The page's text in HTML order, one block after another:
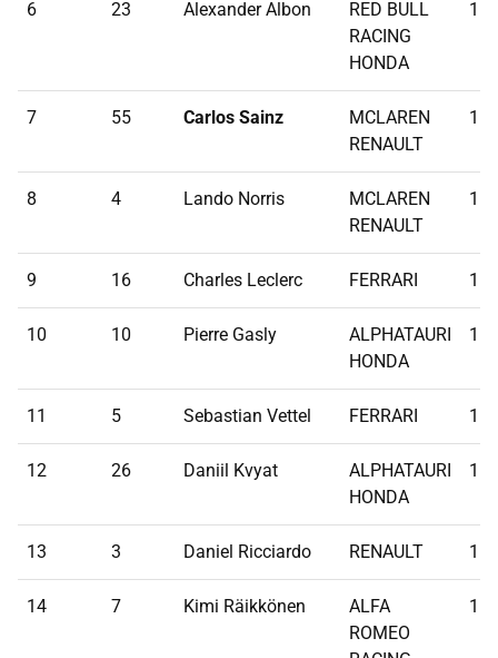
6 23 Alexander Albon
RED BULL
RACING
HONDA
7 55 Carlos Sainz
MCLAREN
RENAULT
8 4 Lando Norris
MCLAREN
RENAULT
9 16 Charles Leclerc FERRARI
10 10 Pierre Gasly
ALPHATAURI
HONDA
11 5 Sebastian Vettel FERRARI
12 26 Daniil Kvyat
ALPHATAURI
HONDA
13 3 Daniel Ricciardo RENAULT
14 7 Kimi Räikkönen
ALFA
ROMEO